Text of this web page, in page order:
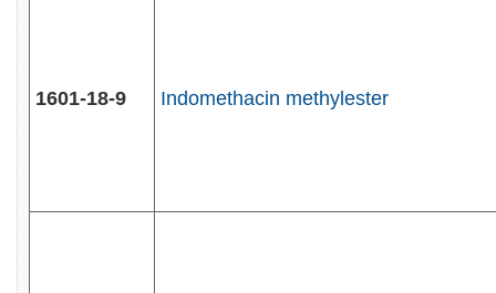
1601-18-9 Indomethacin methylester